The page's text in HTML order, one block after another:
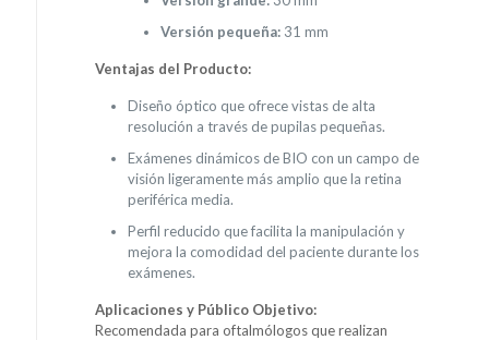
Versión pequeña: 31 mm
Ventajas del Producto:
Diseño óptico que ofrece vistas de alta
resolución a través de pupilas pequeñas.
Exámenes dinámicos de BIO con un campo de
visión ligeramente más amplio que la retina
periférica media.
Perfil reducido que facilita la manipulación y
mejora la comodidad del paciente durante los
exámenes.
Aplicaciones y Público Objetivo:
Recomendada para oftalmólogos que realizan